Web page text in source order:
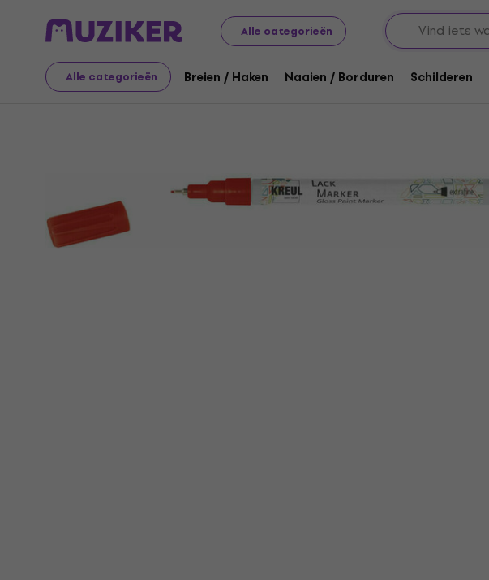
Alle categorieën
Alle categorieën Breien / Haken Naaien / Borduren Schilderen
Kunst Tekening Markeerstiften / Markers / Highlighters Viltstiften